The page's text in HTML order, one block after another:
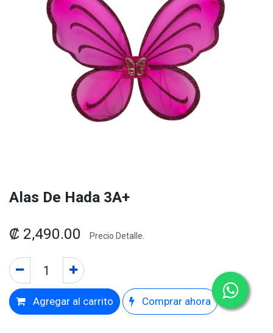
Alas De Hada 3A+
₡ 2,490.00 Precio Detalle.
Agregar al carrito Comprar ahora